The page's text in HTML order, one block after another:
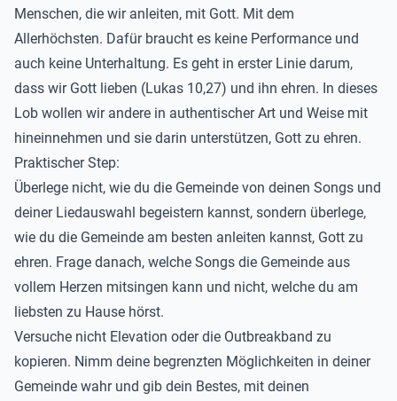
Menschen, die wir anleiten, mit Gott. Mit dem
Allerhöchsten. Dafür braucht es keine Performance und
auch keine Unterhaltung. Es geht in erster Linie darum,
dass wir Gott lieben (Lukas 10,27) und ihn ehren. In dieses
Lob wollen wir andere in authentischer Art und Weise mit
hineinnehmen und sie darin unterstützen, Gott zu ehren.
Praktischer Step:
Überlege nicht, wie du die Gemeinde von deinen Songs und
deiner Liedauswahl begeistern kannst, sondern überlege,
wie du die Gemeinde am besten anleiten kannst, Gott zu
ehren. Frage danach, welche Songs die Gemeinde aus
vollem Herzen mitsingen kann und nicht, welche du am
liebsten zu Hause hörst.
Versuche nicht Elevation oder die Outbreakband zu
kopieren. Nimm deine begrenzten Möglichkeiten in deiner
Gemeinde wahr und gib dein Bestes, mit deinen